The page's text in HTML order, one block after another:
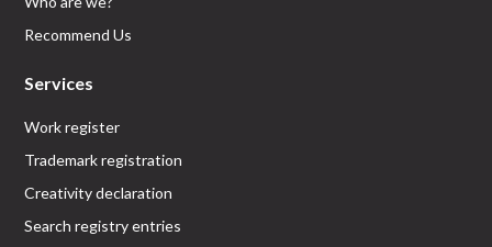
Recommend Us
Services
Work register
Trademark registration
Creativity declaration
Search registry entries